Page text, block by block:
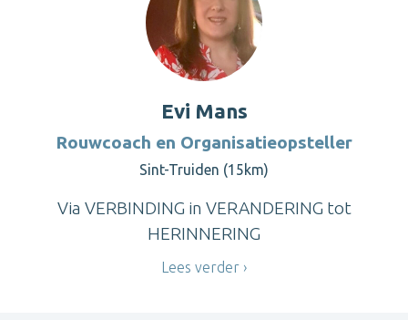
Evi Mans
Rouwcoach en Organisatieopsteller
Sint-Truiden (15km)
Via VERBINDING in VERANDERING tot
HERINNERING
Lees verder